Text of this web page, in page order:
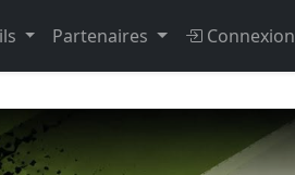
Partenaires Connexion